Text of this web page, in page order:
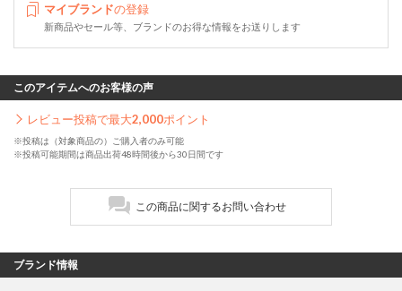
マイブランドの登録
新商品やセール等、ブランドのお得な情報をお送りします
このアイテムへのお客様の声
レビュー投稿で最大2,000ポイント
※投稿は（対象商品の）ご購入者のみ可能
※投稿可能期間は商品出荷48時間後から30日間です
この商品に関するお問い合わせ
ブランド情報